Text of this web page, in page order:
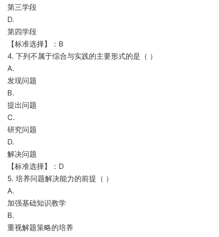
第三学段
D.
第四学段
【标准选择】：B
4. 下列不属于综合与实践的主要形式的是（ ）
A.
发现问题
B.
提出问题
C.
研究问题
D.
解决问题
【标准选择】：D
5. 培养问题解决能力的前提（ ）
A.
加强基础知识教学
B.
重视解题策略的培养